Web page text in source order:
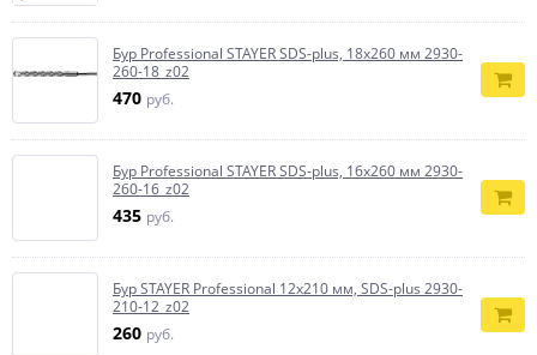
Бур Professional STAYER SDS-plus, 18x260 мм 2930-
260-18_z02
470 руб.
Бур Professional STAYER SDS-plus, 16x260 мм 2930-
260-16_z02
435 руб.
Бур STAYER Professional 12x210 мм, SDS-plus 2930-
210-12_z02
260 руб.